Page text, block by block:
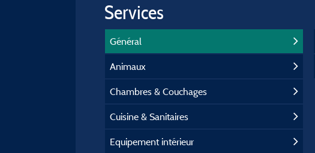
Services
Général
Animaux
Chambres & Couchages
Cuisine & Sanitaires
Equipement intérieur